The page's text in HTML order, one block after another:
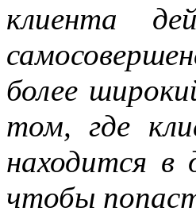
клиента
более
том, где
находится
чтобы